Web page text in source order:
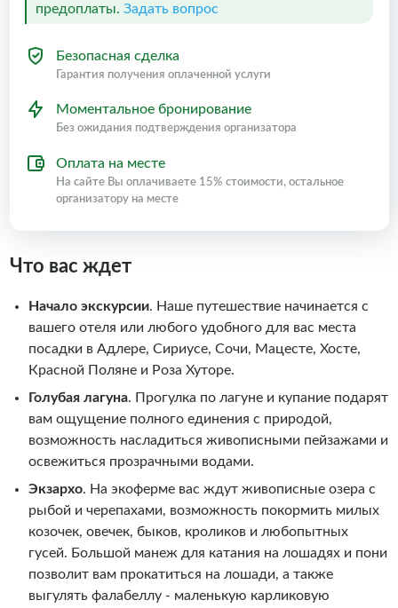
предоплаты. Задать вопрос
Безопасная сделка
Гарантия получения оплаченной услуги
Моментальное бронирование
Без ожидания подтверждения организатора
Оплата на месте
На сайте Вы оплачиваете 15% стоимости, остальное
организатору на месте
Что вас ждет
Начало экскурсии. Наше путешествие начинается с
вашего отеля или любого удобного для вас места
посадки в Адлере, Сириусе, Сочи, Мацесте, Хосте,
Красной Поляне и Роза Хуторе.
Голубая лагуна. Прогулка по лагуне и купание подарят
вам ощущение полного единения с природой,
возможность насладиться живописными пейзажами и
освежиться прозрачными водами.
Экзархо. На экоферме вас ждут живописные озера с
рыбой и черепахами, возможность покормить милых
козочек, овечек, быков, кроликов и любопытных
гусей. Большой манеж для катания на лошадях и пони
позволит вам прокатиться на лошади, а также
выгулять фалабеллу - маленькую карликовую